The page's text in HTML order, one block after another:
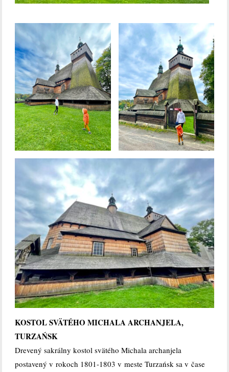
KOSTOL SVÄTÉHO MICHALA ARCHANJELA,
TURZAŃSK
Drevený sakrálny kostol svätého Michala archanjela
postavený v rokoch 1801-1803 v meste Turzańsk sa v čase